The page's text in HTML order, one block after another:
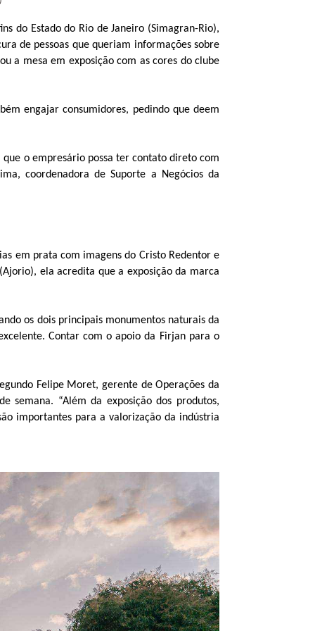
do Estado do Rio de Janeiro (Simagran-Rio),
de pessoas que queriam informações sobre
a mesa em exposição com as cores do clube
engajar consumidores, pedindo que deem
o empresário possa ter contato direto com
coordenadora de Suporte a Negócios da
em prata com imagens do Cristo Redentor e
ela acredita que a exposição da marca
os dois principais monumentos naturais da
Contar com o apoio da Firjan para o
Felipe Moret, gerente de Operações da
“Além da exposição dos produtos,
importantes para a valorização da indústria